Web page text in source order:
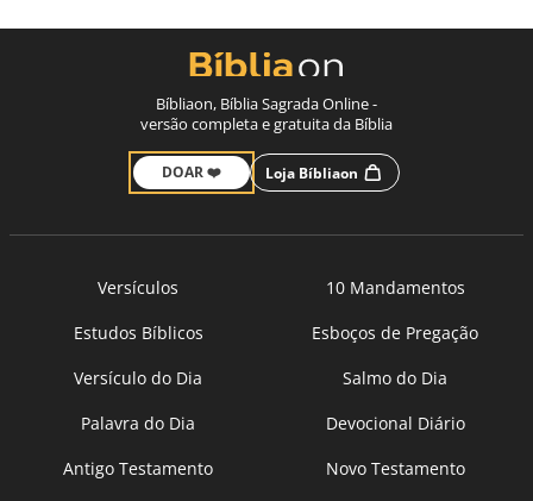
Bíbliaon, Bíblia Sagrada Online -
versão completa e gratuita da Bíblia
DOAR ❤️ Loja Bíbliaon
Versículos
10 Mandamentos
Estudos Bíblicos
Esboços de Pregação
Versículo do Dia
Salmo do Dia
Palavra do Dia
Devocional Diário
Antigo Testamento
Novo Testamento